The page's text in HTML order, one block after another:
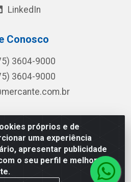
próprios e de
uma experiência
apresentar publicidade
o seu perfil e melhorar a
LinkedIn
Conosco
3604-9000
3604-9000
- Rua Mercante, 699 - Aviário,
- CEP 44.096-218 - CNPJ
0001-08